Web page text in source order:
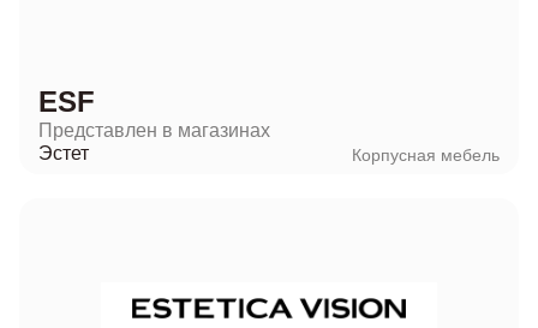
ESF
Представлен в магазинах
Эстет
Корпусная мебель